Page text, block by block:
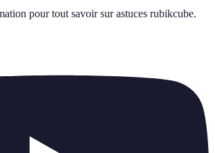
pour tout savoir sur astuces rubikcube.